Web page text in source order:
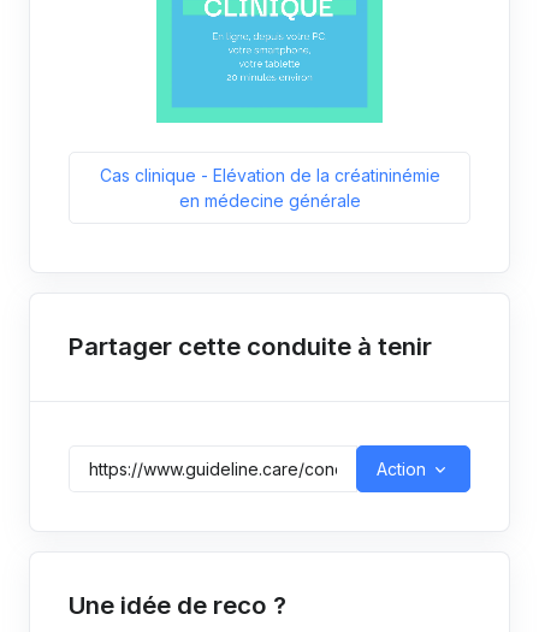
Cas clinique - Elévation de la créatininémie
en médecine générale
Partager cette conduite à tenir
Action
Une idée de reco ?